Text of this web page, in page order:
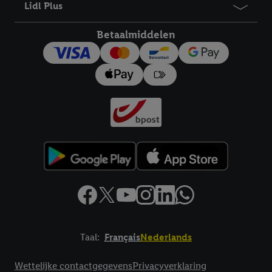
Lidl Plus
Betaalmiddelen
Taal: FrançaisNederlands
Wettelijke contactgegevensPrivacyverklaring
toestemming te allen tijde met vooruitwerkende kracht in te
trekken, vindt u in onzeprivacyverklaring.Je vindt het
impressum hier.